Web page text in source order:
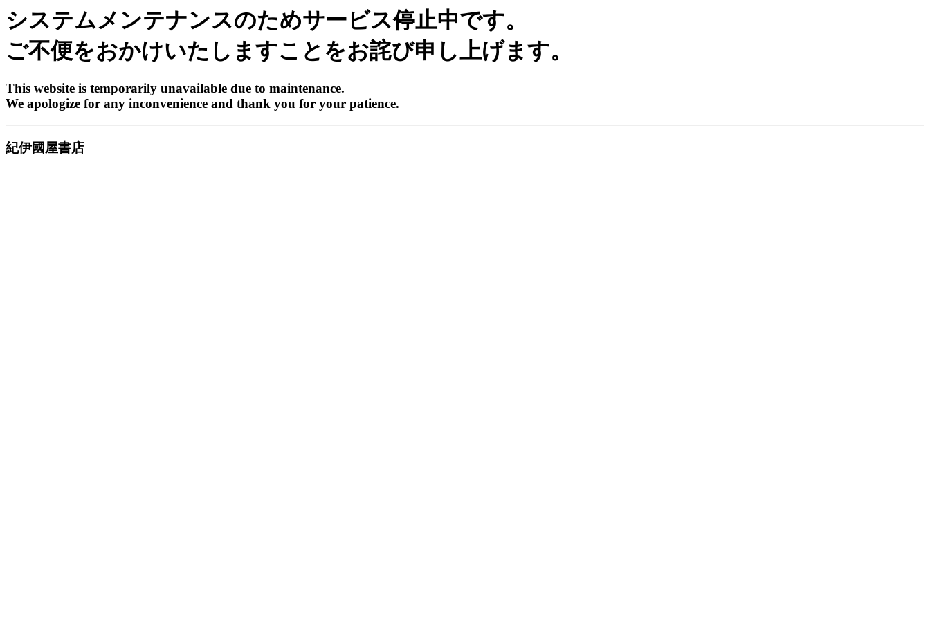
システムメンテナンスのためサービス停止中です。
ご不便をおかけいたしますことをお詫び申し上げます。
This website is temporarily unavailable due to maintenance.
We apologize for any inconvenience and thank you for your patience.
紀伊國屋書店